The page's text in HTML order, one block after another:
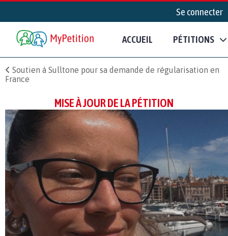
Se connecter
ACCUEIL PÉTITIONS
Soutien à Sulltone pour sa demande de régularisation en
France
MISE À JOUR DE LA PÉTITION